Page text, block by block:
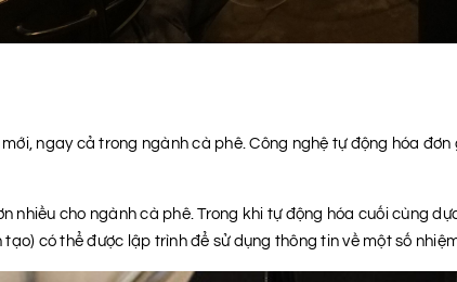
ngay cả trong ngành cà phê. Công nghệ tự động hóa
nhiều cho ngành cà phê. Trong khi tự động hóa cuối cùng
có thể được lập trình để sử dụng thông tin về một số